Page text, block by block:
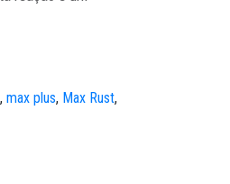
, max plus, Max Rust,